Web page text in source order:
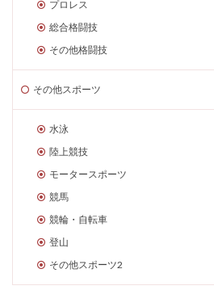
プロレス
総合格闘技
その他格闘技
その他スポーツ
水泳
陸上競技
モータースポーツ
競馬
競輪・自転車
登山
その他スポーツ2